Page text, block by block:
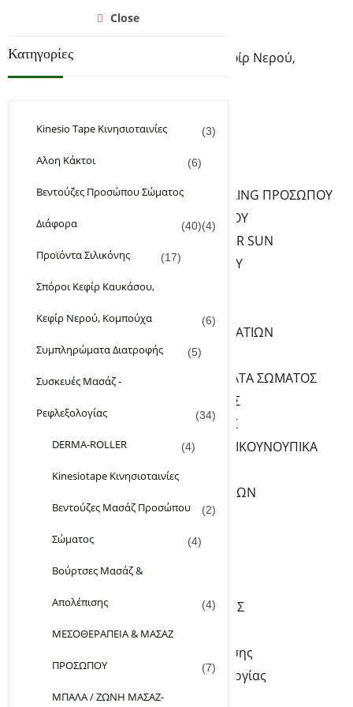
Σπόροι Κεφίρ Καυκάσου, Κεφίρ Νερού,
Φυτικά & Αιθέρια Έλαια
ΦΡΟΝΤΙΔΑ ΠΡΟΣΩΠΟΥ
ΚΑΘΑΡΙΣΜΟΣ PEELING ΠΡΟΣΩΠΟΥ
ΚΡΕΜΕΣ ΠΡΟΣΩΠΟΥ
ΑΝΤΗΛΙΑΚΑ – AFTER SUN
SERUM ΠΡΟΣΩΠΟΥ
ΦΡΟΝΤΙΔΑ ΧΕΙΛΙΩΝ
ΦΡΟΝΤΙΔΑ ΜΑΤΙΩΝ
ΚΡΕΜΕΣ-SERUM ΜΑΤΙΩΝ
ΦΡΟΝΤΙΔΑ ΣΩΜΑΤΟΣ
ΛΑΔΙΑ-ΓΑΛΑΚΤΩΜΑΤΑ ΣΩΜΑΤΟΣ
PEELING ΣΩΜΑΤΟΣ
ΚΡΕΜΕΣ ΣΩΜΑΤΟΣ
ΑΠΟΣΜΗΤΙΚΑ-ΑΝΤΙΚΟΥΝΟΥΠΙΚΑ
ΥΓΡΑ ΣΑΠΟΥΝΙΑ
ΦΡΟΝΤΙΔΑ ΧΕΡΙΩΝ-ΝΥΧΙΩΝ
SERUM ΝΥΧΙΩΝ
ΚΡΕΜΕΣ ΧΕΡΙΩΝ
ΑΛΑΤΑ – ΑΡΓΙΛΟΙ-ΣΚΟΝΕΣ
Kinesiotape Κινησιοταινίες
Βούρτσες Μασάζ & Απολέπισης
Συσκευές Μασάζ – Ρεφλεξολογίας
DERMA-ROLLER
Close
Κατηγορίες
Kinesio Tape Κινησιοταινίες (3)
Αλοη Κάκτοι (6)
Βεντούζες Προσώπου Σώματος
(4)
Διάφορα (40)
Προϊόντα Σιλικόνης (17)
Σπόροι Κεφίρ Καυκάσου,
Κεφίρ Νερού, Κομπούχα (6)
Συμπληρώματα Διατροφής (5)
Συσκευές Μασάζ -
Ρεφλεξολογίας (34)
DERMA-ROLLER (4)
Kinesiotape Κινησιοταινίες
(2)
Βεντούζες Μασάζ Προσώπου
Σώματος (4)
Βούρτσες Μασάζ &
Απολέπισης (4)
ΜΕΣΟΘΕΡΑΠΕΙΑ & ΜΑΣΑΖ
ΠΡΟΣΩΠΟΥ (7)
ΜΠΑΛΑ / ΖΩΝΗ ΜΑΣΑΖ-